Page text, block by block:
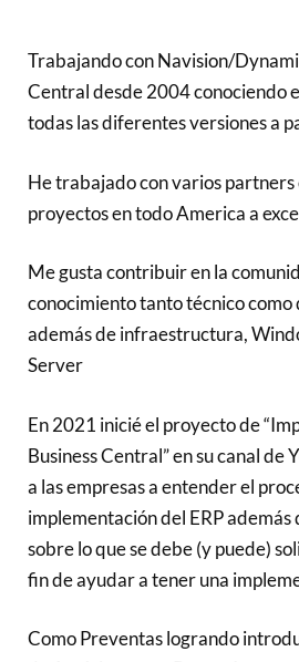
Trabajando con Navision/
Central desde 2004 conociendo
todas las diferentes versiones a
He trabajado con varios partners
proyectos en todo America a
Me gusta contribuir en la
conocimiento tanto técnico como
además de infraestructura,
Server
En 2021 inicié el proyecto de
Business Central” en su canal de
a las empresas a entender el
implementación del ERP además
sobre lo que se debe (y puede)
fin de ayudar a tener una
Como Preventas logrando